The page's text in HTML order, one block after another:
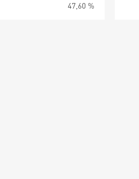
47,60 %